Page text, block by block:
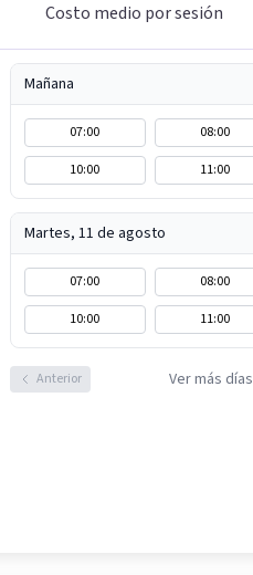
Costo medio por sesión
Mañana
07:00 08:00
10:00
11:00
Martes, 11 de agosto
07:00 08:00
10:00
11:00
Anterior Ver más días